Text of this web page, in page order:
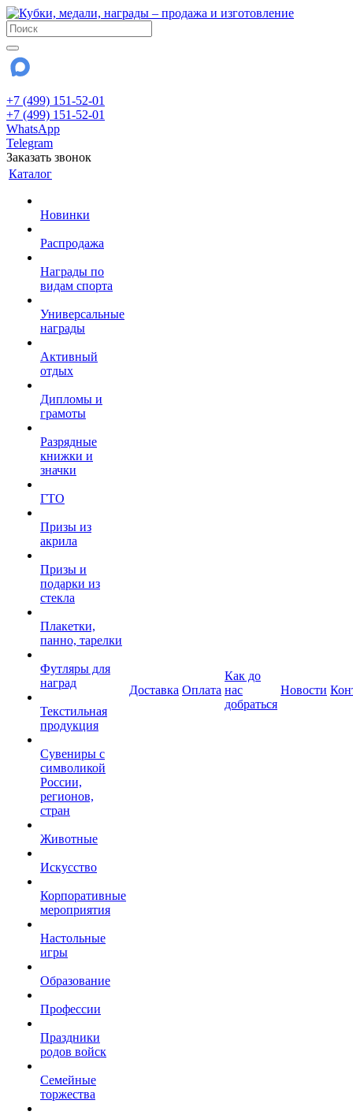
+7 (499) 151-52-01
+7 (499) 151-52-01
WhatsApp
Telegram
Заказать звонок
Каталог
Новинки
Распродажа
Награды по
видам спорта
Универсальные
награды
Активный
отдых
Дипломы и
грамоты
Разрядные
книжки и
значки
ГТО
Призы из
акрила
Призы и
подарки из
стекла
Плакетки,
панно, тарелки
Футляры для
наград
Текстильная
продукция
Сувениры с
символикой
России,
регионов,
стран
Животные
Искусство
Корпоративные
мероприятия
Настольные
игры
Образование
Профессии
Праздники
родов войск
Семейные
торжества
Доставка Оплата
Как до
нас
добраться
Новости